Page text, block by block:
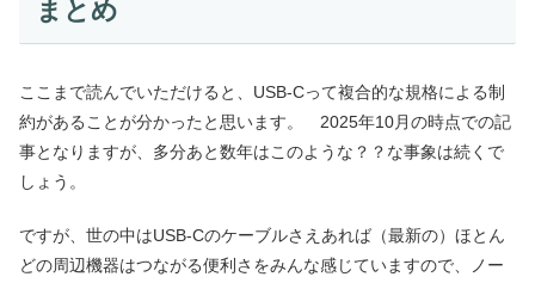
まとめ
ここまで読んでいただけると、USB-Cって複合的な規格による制
約があることが分かったと思います。 2025年10月の時点での記
事となりますが、多分あと数年はこのような？？な事象は続くで
しょう。
ですが、世の中はUSB-Cのケーブルさえあれば（最新の）ほとん
どの周辺機器はつながる便利さをみんな感じていますので、ノー